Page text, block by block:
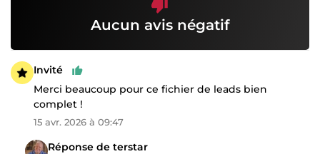
Aucun avis négatif
Invité
Merci beaucoup pour ce fichier de leads bien
complet !
15 avr. 2026 à 09:47
Réponse de terstar